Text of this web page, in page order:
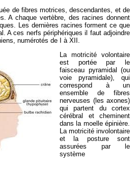
de fibres motrices, descendantes, et de
A chaque vertèbre, des racines donnent
Les dernières racines forment ce que
A ces nerfs périphériques il faut adjoindre
numérotés de I à XII.
La motricité volontaire
est portée par le
faisceau pyramidal (ou
voie pyramidale), qui
correspond à un
ensemble de fibres
nerveuses (les axones)
qui partent du cortex
cérébral et cheminent
dans la moelle épinière.
La motricité involontaire
et la posture sont
assurées par le
système